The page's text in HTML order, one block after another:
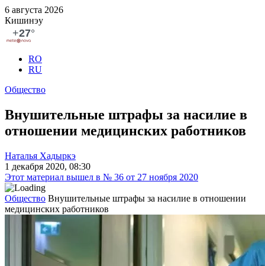
6 августа 2026
Кишинэу
RO
RU
Общество
Внушительные штрафы за насилие в
отношении медицинских работников
Наталья Хадыркэ
1 декабря 2020, 08:30
Этот материал вышел в № 36 от 27 ноября 2020
Общество Внушительные штрафы за насилие в отношении
медицинских работников